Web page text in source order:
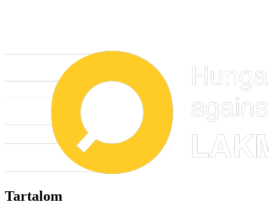
Tartalom